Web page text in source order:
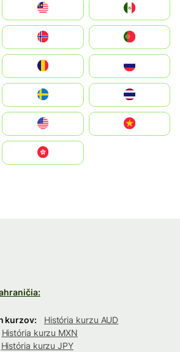
kurzov:
História kurzu AUD
História kurzu MXN
História kurzu JPY